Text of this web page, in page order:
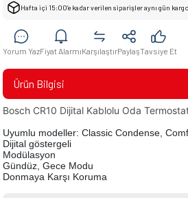
Hafta içi 15:00’e kadar verilen siparişler aynı gün
Yorum YazFiyat AlarmıKarşılaştırPaylaşTavsiye Et
Ürün Bilgisi
Bosch CR10 Dijital Kablolu Oda
Uyumlu modeller: Classic Condense,
Dijital göstergeli
Modülasyon
Gündüz, Gece Modu
Donmaya Karşı Koruma